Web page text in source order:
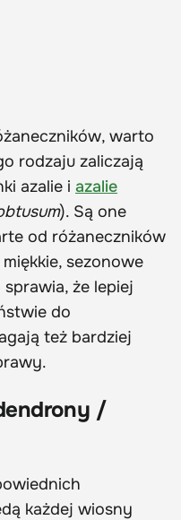
warto
rodzaju zaliczają
azalie i azalie
). Są one
od różaneczników
sezonowe
sprawia, że lepiej
do
też bardziej
/
każdej wiosny